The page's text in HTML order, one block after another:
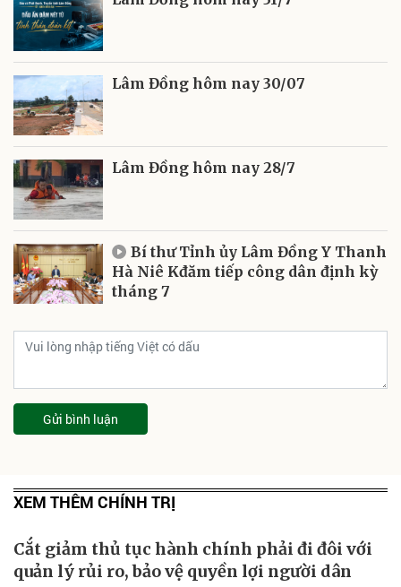
Lâm Đồng hôm nay 30/07
Lâm Đồng hôm nay 28/7
Bí thư Tỉnh ủy Lâm Đồng Y Thanh
Hà Niê Kđăm tiếp công dân định kỳ
tháng 7
Gửi bình luận
XEM THÊM CHÍNH TRỊ
Cắt giảm thủ tục hành chính phải đi đôi với
quản lý rủi ro, bảo vệ quyền lợi người dân